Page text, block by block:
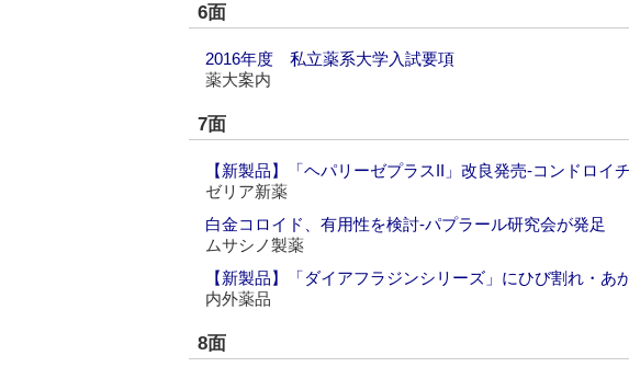
6面
2016年度 私立薬系大学入試要項
薬大案内
7面
【新製品】「ヘパリーゼプラスII」改良発売‐コンドロイ
ゼリア新薬
白金コロイド、有用性を検討‐パプラール研究会が発足
ムサシノ製薬
【新製品】「ダイアフラジンシリーズ」にひび割れ・あ
内外薬品
8面